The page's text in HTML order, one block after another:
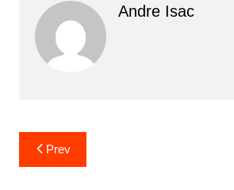
Andre Isac
Prev